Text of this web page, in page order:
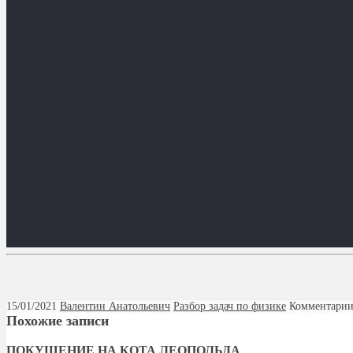
15/01/2021 Валентин Анатольевич Разбор задач по физике
Похожие записи
ПОКУШЕНИЕ НА КОТА ЛЕОПОЛЬДА